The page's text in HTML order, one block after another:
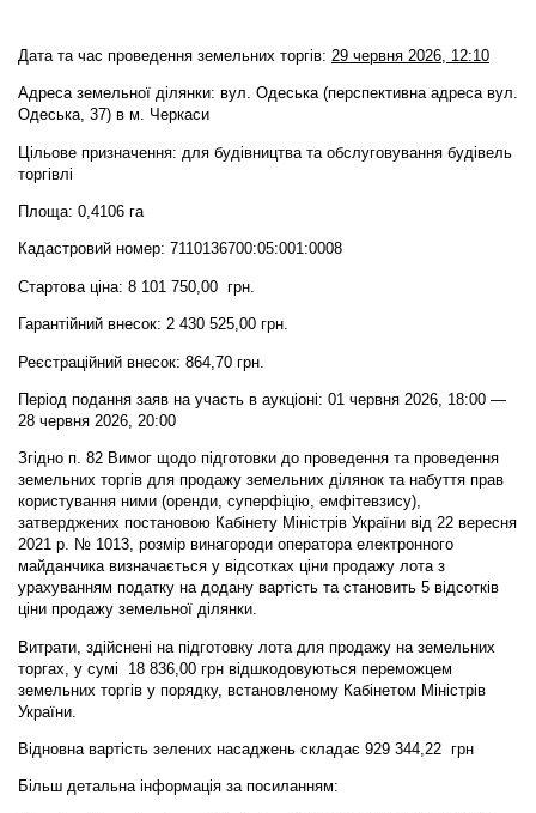
Дата та час проведення земельних торгів: 29 червня 2026, 12:10
Адреса земельної ділянки: вул. Одеська (перспективна адреса вул.
Одеська, 37) в м. Черкаси
Цільове призначення: для будівництва та обслуговування будівель
торгівлі
Площа: 0,4106 га
Кадастровий номер: 7110136700:05:001:0008
Стартова ціна: 8 101 750,00 грн.
Гарантійний внесок: 2 430 525,00 грн.
Реєстраційний внесок: 864,70 грн.
Період подання заяв на участь в аукціоні: 01 червня 2026, 18:00 —
28 червня 2026, 20:00
Згідно п. 82 Вимог щодо підготовки до проведення та проведення
земельних торгів для продажу земельних ділянок та набуття прав
користування ними (оренди, суперфіцію, емфітевзису),
затверджених постановою Кабінету Міністрів України від 22 вересня
2021 р. № 1013, розмір винагороди оператора електронного
майданчика визначається у відсотках ціни продажу лота з
урахуванням податку на додану вартість та становить 5 відсотків
ціни продажу земельної ділянки.
Витрати, здійснені на підготовку лота для продажу на земельних
торгах, у сумі 18 836,00 грн відшкодовуються переможцем
земельних торгів у порядку, встановленому Кабінетом Міністрів
України.
Відновна вартість зелених насаджень складає 929 344,22 грн
Більш детальна інформація за посиланням: